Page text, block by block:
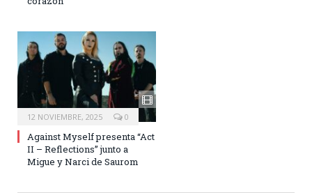
12 NOVIEMBRE, 2025 0
Against Myself presenta “Act
II – Reflections” junto a
Migue y Narci de Saurom